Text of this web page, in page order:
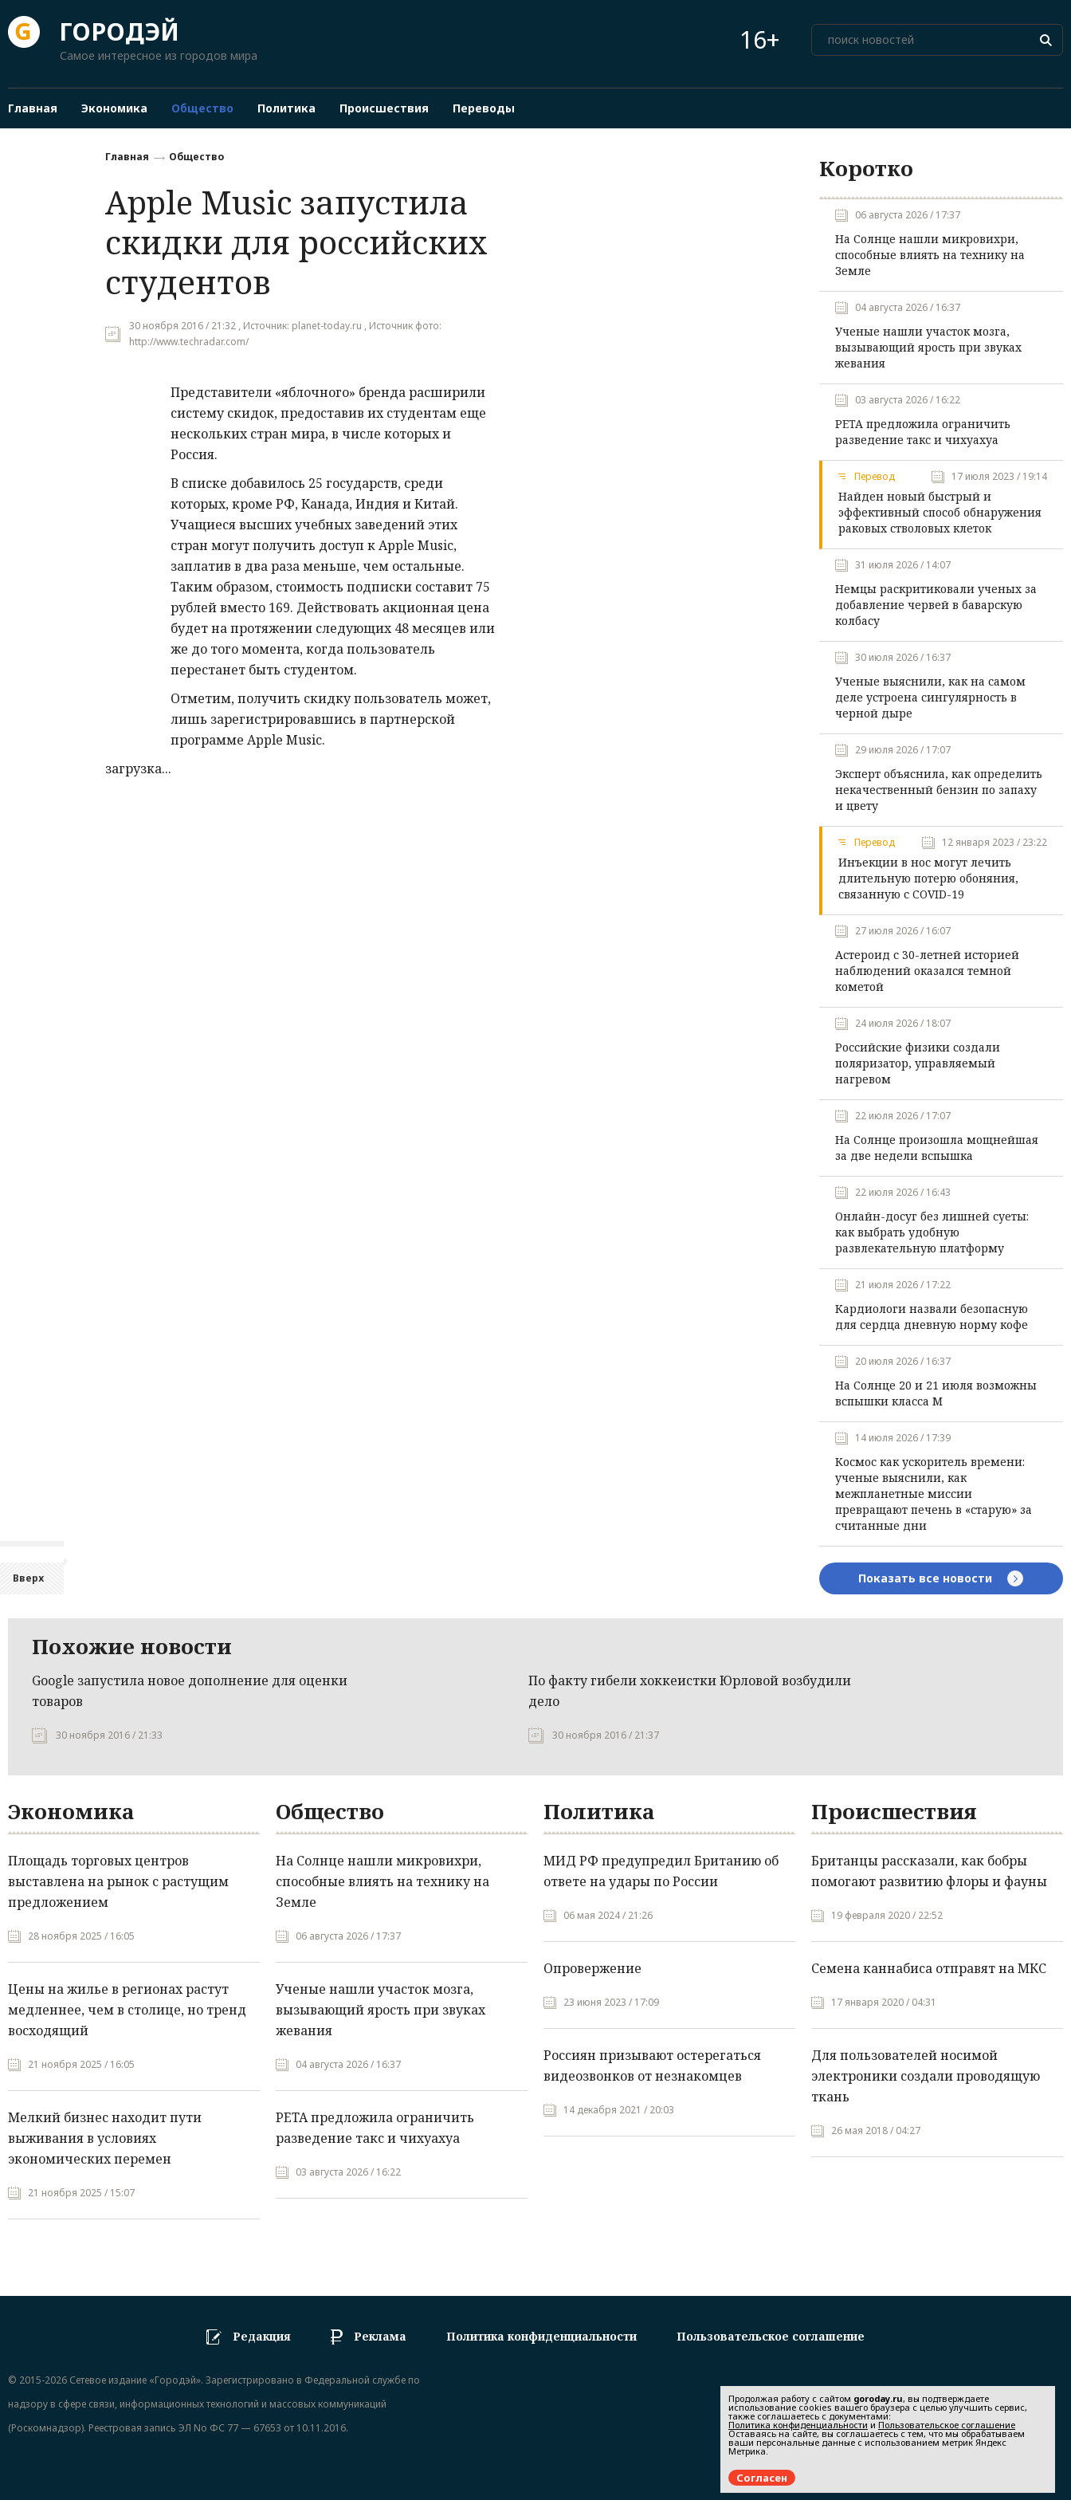
ГОРОДЭЙ
Самое интересное из городов мира 16+
Главная Экономика Общество Политика Происшествия Переводы
Вверх
Главная Общество
Apple Music запустила
скидки для российских
студентов
30 ноября 2016 / 21:32 , Источник: planet-today.ru , Источник фото:
http://www.techradar.com/
Представители «яблочного» бренда расширили
систему скидок, предоставив их студентам еще
нескольких стран мира, в числе которых и
Россия.
В списке добавилось 25 государств, среди
которых, кроме РФ, Канада, Индия и Китай.
Учащиеся высших учебных заведений этих
стран могут получить доступ к Apple Music,
заплатив в два раза меньше, чем остальные.
Таким образом, стоимость подписки составит 75
рублей вместо 169. Действовать акционная цена
будет на протяжении следующих 48 месяцев или
же до того момента, когда пользователь
перестанет быть студентом.
Отметим, получить скидку пользователь может,
лишь зарегистрировавшись в партнерской
программе Apple Music.
загрузка...
Коротко
06 августа 2026 / 17:37
На Солнце нашли микровихри,
способные влиять на технику на
Земле
04 августа 2026 / 16:37
Ученые нашли участок мозга,
вызывающий ярость при звуках
жевания
03 августа 2026 / 16:22
PETA предложила ограничить
разведение такс и чихуахуа
Перевод 17 июля 2023 / 19:14
Найден новый быстрый и
эффективный способ обнаружения
раковых стволовых клеток
31 июля 2026 / 14:07
Немцы раскритиковали ученых за
добавление червей в баварскую
колбасу
30 июля 2026 / 16:37
Ученые выяснили, как на самом
деле устроена сингулярность в
черной дыре
29 июля 2026 / 17:07
Эксперт объяснила, как определить
некачественный бензин по запаху
и цвету
Перевод 12 января 2023 / 23:22
Инъекции в нос могут лечить
длительную потерю обоняния,
связанную с COVID-19
27 июля 2026 / 16:07
Астероид с 30-летней историей
наблюдений оказался темной
кометой
24 июля 2026 / 18:07
Российские физики создали
поляризатор, управляемый
нагревом
22 июля 2026 / 17:07
На Солнце произошла мощнейшая
за две недели вспышка
22 июля 2026 / 16:43
Онлайн-досуг без лишней суеты:
как выбрать удобную
развлекательную платформу
21 июля 2026 / 17:22
Кардиологи назвали безопасную
для сердца дневную норму кофе
20 июля 2026 / 16:37
На Солнце 20 и 21 июля возможны
вспышки класса М
14 июля 2026 / 17:39
Космос как ускоритель времени:
ученые выяснили, как
межпланетные миссии
превращают печень в «старую» за
считанные дни
Показать все новости
Похожие новости
Google запустила новое дополнение для оценки
товаров
30 ноября 2016 / 21:33
По факту гибели хоккеистки Юрловой возбудили
дело
30 ноября 2016 / 21:37
Экономика
Площадь торговых центров
выставлена на рынок с растущим
предложением
28 ноября 2025 / 16:05
Цены на жилье в регионах растут
медленнее, чем в столице, но тренд
восходящий
21 ноября 2025 / 16:05
Мелкий бизнес находит пути
выживания в условиях
экономических перемен
21 ноября 2025 / 15:07
Общество
На Солнце нашли микровихри,
способные влиять на технику на
Земле
06 августа 2026 / 17:37
Ученые нашли участок мозга,
вызывающий ярость при звуках
жевания
04 августа 2026 / 16:37
PETA предложила ограничить
разведение такс и чихуахуа
03 августа 2026 / 16:22
Политика
МИД РФ предупредил Британию об
ответе на удары по России
06 мая 2024 / 21:26
Опровержение
23 июня 2023 / 17:09
Россиян призывают остерегаться
видеозвонков от незнакомцев
14 декабря 2021 / 20:03
Происшествия
Британцы рассказали, как бобры
помогают развитию флоры и фауны
19 февраля 2020 / 22:52
Семена каннабиса отправят на МКС
17 января 2020 / 04:31
Для пользователей носимой
электроники создали проводящую
ткань
26 мая 2018 / 04:27
Редакция Реклама Политика конфиденциальности Пользовательское соглашение
© 2015-2026 Сетевое издание «Городэй». Зарегистрировано в Федеральной службе по
надзору в сфере связи, информационных технологий и массовых коммуникаций
(Роскомнадзор). Реестровая запись ЭЛ No ФС 77 — 67653 от 10.11.2016.
Продолжая работу с сайтом goroday.ru, вы подтверждаете
использование cookies вашего браузера с целью улучшить сервис,
также соглашаетесь с документами:
Политика конфиденциальности и Пользовательское соглашение
Оставаясь на сайте, вы соглашаетесь с тем, что мы обрабатываем
ваши персональные данные с использованием метрик Яндекс
Метрика.
Согласен